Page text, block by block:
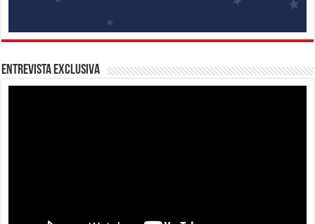
Entrevista Exclusiva